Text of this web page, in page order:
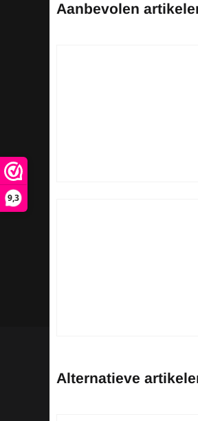
9,3
Aanbevolen
Alternatieve